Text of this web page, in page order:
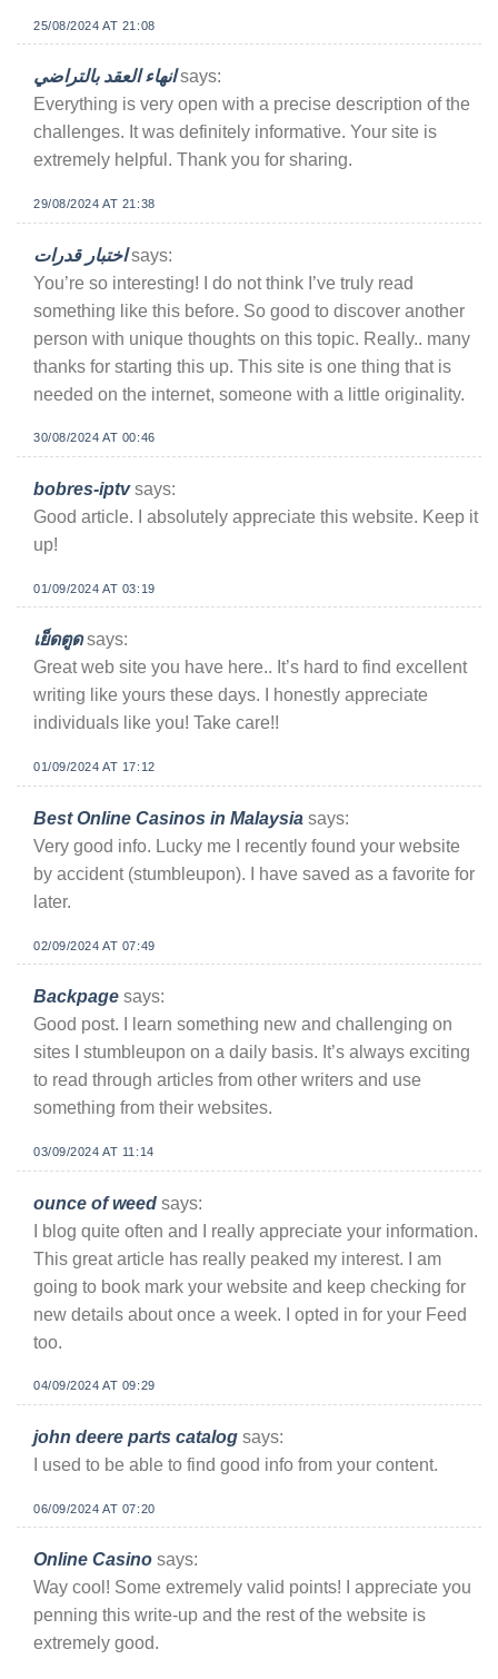
25/08/2024 AT 21:08
انهاء العقد بالتراضي says:
Everything is very open with a precise description of the
challenges. It was definitely informative. Your site is
extremely helpful. Thank you for sharing.
29/08/2024 AT 21:38
اختبار قدرات says:
You’re so interesting! I do not think I’ve truly read
something like this before. So good to discover another
person with unique thoughts on this topic. Really.. many
thanks for starting this up. This site is one thing that is
needed on the internet, someone with a little originality.
30/08/2024 AT 00:46
bobres-iptv says:
Good article. I absolutely appreciate this website. Keep it
up!
01/09/2024 AT 03:19
เย็ดตูด says:
Great web site you have here.. It’s hard to find excellent
writing like yours these days. I honestly appreciate
individuals like you! Take care!!
01/09/2024 AT 17:12
Best Online Casinos in Malaysia says:
Very good info. Lucky me I recently found your website
by accident (stumbleupon). I have saved as a favorite for
later.
02/09/2024 AT 07:49
Backpage says:
Good post. I learn something new and challenging on
sites I stumbleupon on a daily basis. It’s always exciting
to read through articles from other writers and use
something from their websites.
03/09/2024 AT 11:14
ounce of weed says:
I blog quite often and I really appreciate your information.
This great article has really peaked my interest. I am
going to book mark your website and keep checking for
new details about once a week. I opted in for your Feed
too.
04/09/2024 AT 09:29
john deere parts catalog says:
I used to be able to find good info from your content.
06/09/2024 AT 07:20
Online Casino says:
Way cool! Some extremely valid points! I appreciate you
penning this write-up and the rest of the website is
extremely good.